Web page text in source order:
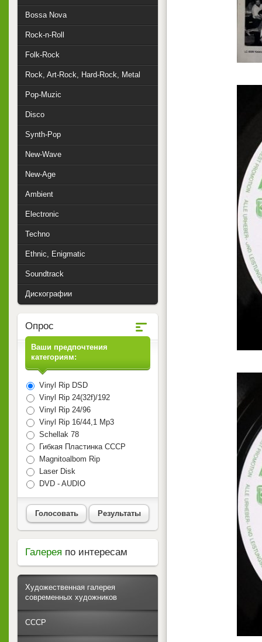
Bossa Nova
Rock-n-Roll
Folk-Rock
Rock, Art-Rock, Hard-Rock, Metal
Pop-Muzic
Disco
Synth-Pop
New-Wave
New-Age
Ambient
Electronic
Techno
Ethnic, Enigmatic
Soundtrack
Дискографии
Опрос
Ваши предпочтения
категориям:
Vinyl Rip DSD
Vinyl Rip 24(32f)/192
Vinyl Rip 24/96
Vinyl Rip 16/44,1 Mp3
Schellak 78
Гибкая Пластинка СССР
Magnitoalbom Rip
Laser Disk
DVD - AUDIO
Голосовать Результаты
Галерея по интересам
Художественная галерея
современных художников
СССР